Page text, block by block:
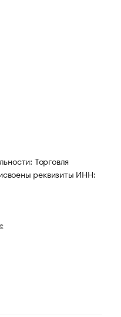
Торговля
реквизиты ИНН: